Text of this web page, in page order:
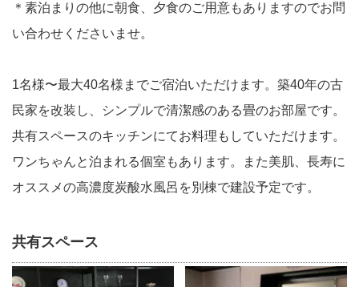
＊素泊まりの他に朝食、夕食のご用意もありますのでお問
い合わせくださいませ。
1名様〜最大40名様までご宿泊いただけます。築40年の古
民家を改装し、シンプルで清潔感のある畳のお部屋です。
共有スペースのキッチンにてお料理もしていただけます。
ワンちゃんと泊まれる個室もあります。また美肌、長寿に
オススメの高濃度炭酸水風呂を別棟で建設予定です。
共有スペース